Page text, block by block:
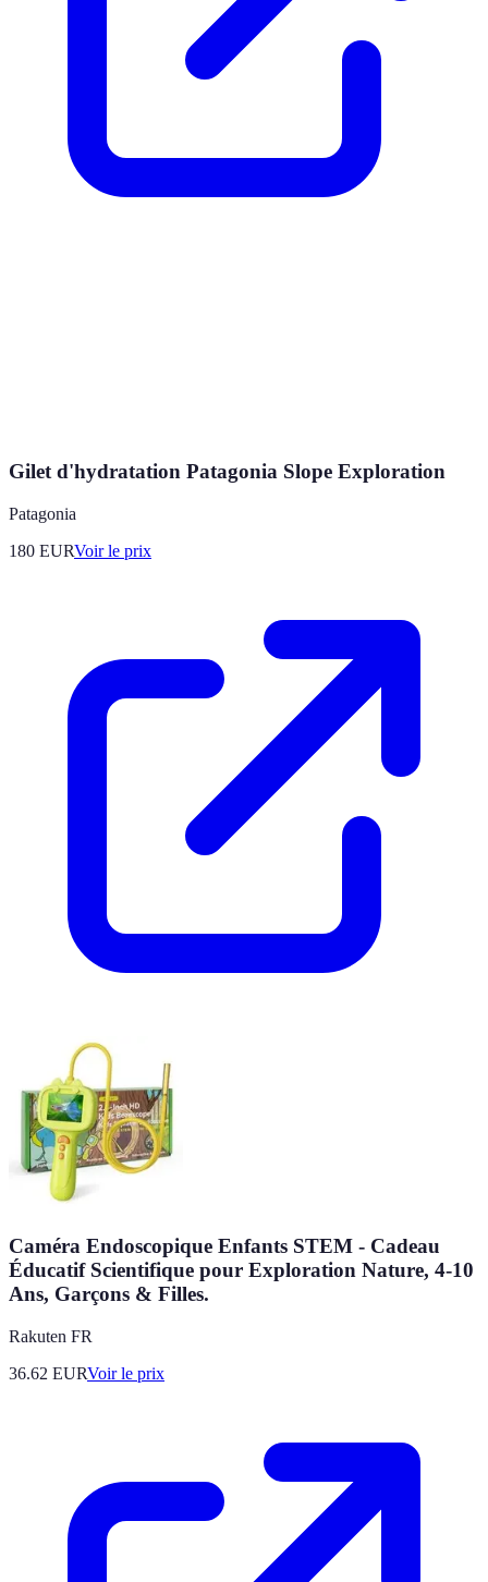
Gilet d'hydratation Patagonia Slope Exploration
Patagonia
180 EURVoir le prix
Caméra Endoscopique Enfants STEM - Cadeau
Éducatif Scientifique pour Exploration Nature, 4-10
Ans, Garçons & Filles.
Rakuten FR
36.62 EURVoir le prix